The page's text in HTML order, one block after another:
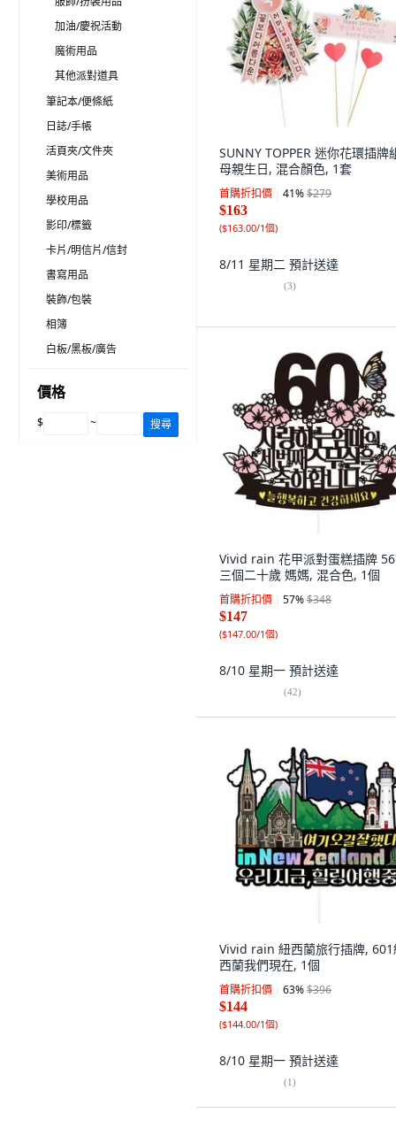
加油/慶祝活動
魔術用品
其他派對道具
筆記本/便條紙
日誌/手帳
活頁夾/文件夾
美術用品
學校用品
影印/標籤
卡片/明信片/信封
書寫用品
裝飾/包裝
相簿
白板/黑板/廣告
價格
$ ~ 搜尋
SUNNY TOPPER 迷你花環插牌
母親生日, 混合顏色, 1套
首購折扣價 41%$279
$163
($163.00/1個)
8/11 星期二 預計送達
(3)
Vivid rain 花甲派對蛋糕插牌
三個二十歲 媽媽, 混合色, 1個
首購折扣價 57%$348
$147
($147.00/1個)
8/10 星期一 預計送達
(42)
Vivid rain 紐西蘭旅行插牌, 601
西蘭我們現在, 1個
首購折扣價 63%$396
$144
($144.00/1個)
8/10 星期一 預計送達
(1)